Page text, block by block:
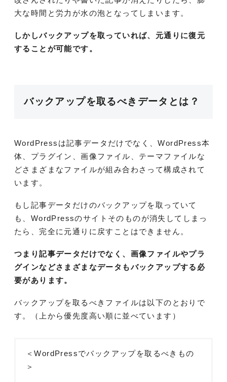
大な時間と労力が水の泡となってしまいます。
しかしバックアップを取っていれば、元通りに復元
することが可能です。
バックアップを取るべきデータとは？
WordPressは記事データだけでなく、WordPress本
体、プラグイン、画像ファイル、テーマファイルな
どさまざまなファイルが組み合わさって構成されて
います。
もし記事データだけのバックアップを取っていて
も、WordPressのサイトそのものが消失してしまっ
たら、完全に元通りに戻すことはできません。
つまり記事データだけでなく、画像ファイルやプラ
グインなどさまざまなデータもバックアップする必
要があります。
バックアップを取るべきファイルは以下のとおりで
す。（上から優先度高い順に並べています）
＜WordPressでバックアップを取るべきもの
＞